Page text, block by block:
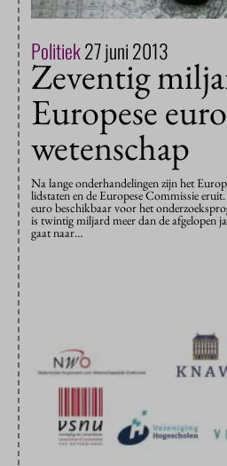
Politiek27 juni 2013
Zeventig
Europese
wetenschap
Na lange onderhandelingen zijn het
lidstaten en de Europese Commissie
euro beschikbaar voor het
is twintig miljard meer dan de afgelopen
gaat naar…